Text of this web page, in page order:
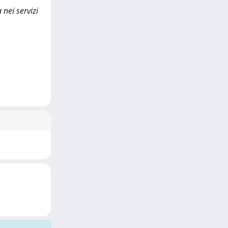
nei servizi